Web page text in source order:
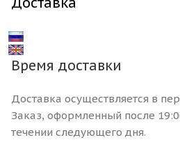
Время доставки
Доставка осуществляется в
Заказ, оформленный после
течении следующего дня.